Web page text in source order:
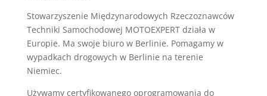
Stowarzyszenie Międzynarodowych Rzeczoznawców
Techniki Samochodowej MOTOEXPERT działa w
Europie. Ma swoje biuro w Berlinie. Pomagamy w
wypadkach drogowych w Berlinie na terenie
Niemiec.
Używamy certyfikowanego oprogramowania do